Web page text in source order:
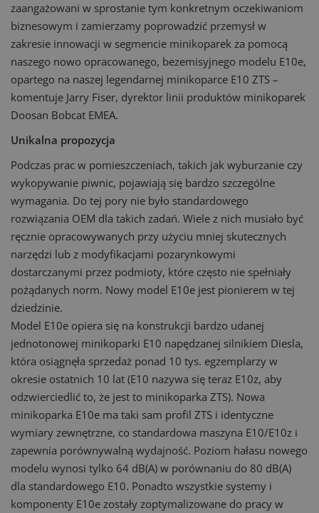
zaangażowani w sprostanie tym konkretnym oczekiwaniom
biznesowym i zamierzamy poprowadzić przemysł w
zakresie innowacji w segmencie minikoparek za pomocą
naszego nowo opracowanego, bezemisyjnego modelu E10e,
opartego na naszej legendarnej minikoparce E10 ZTS –
komentuje Jarry Fiser, dyrektor linii produktów minikoparek
Doosan Bobcat EMEA.
Unikalna propozycja
Podczas prac w pomieszczeniach, takich jak wyburzanie czy
wykopywanie piwnic, pojawiają się bardzo szczególne
wymagania. Do tej pory nie było standardowego
rozwiązania OEM dla takich zadań. Wiele z nich musiało być
ręcznie opracowywanych przy użyciu mniej skutecznych
narzędzi lub z modyfikacjami pozarynkowymi
dostarczanymi przez podmioty, które często nie spełniały
pożądanych norm. Nowy model E10e jest pionierem w tej
dziedzinie.
Model E10e opiera się na konstrukcji bardzo udanej
jednotonowej minikoparki E10 napędzanej silnikiem Diesla,
która osiągnęła sprzedaż ponad 10 tys. egzemplarzy w
okresie ostatnich 10 lat (E10 nazywa się teraz E10z, aby
odzwierciedlić to, że jest to minikoparka ZTS). Nowa
minikoparka E10e ma taki sam profil ZTS i identyczne
wymiary zewnętrzne, co standardowa maszyna E10/E10z i
zapewnia porównywalną wydajność. Poziom hałasu nowego
modelu wynosi tylko 64 dB(A) w porównaniu do 80 dB(A)
dla standardowego E10. Ponadto wszystkie systemy i
komponenty E10e zostały zoptymalizowane do pracy w